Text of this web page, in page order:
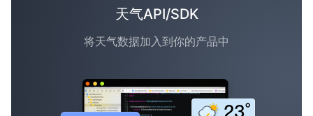
天气API/SDK
将天气数据加入到你的产品中